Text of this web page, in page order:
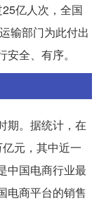
亿人次，全国
输部门为此付出
全、有序。
期。据统计，在
元，其中近一
中国电商行业最
电商平台的销售